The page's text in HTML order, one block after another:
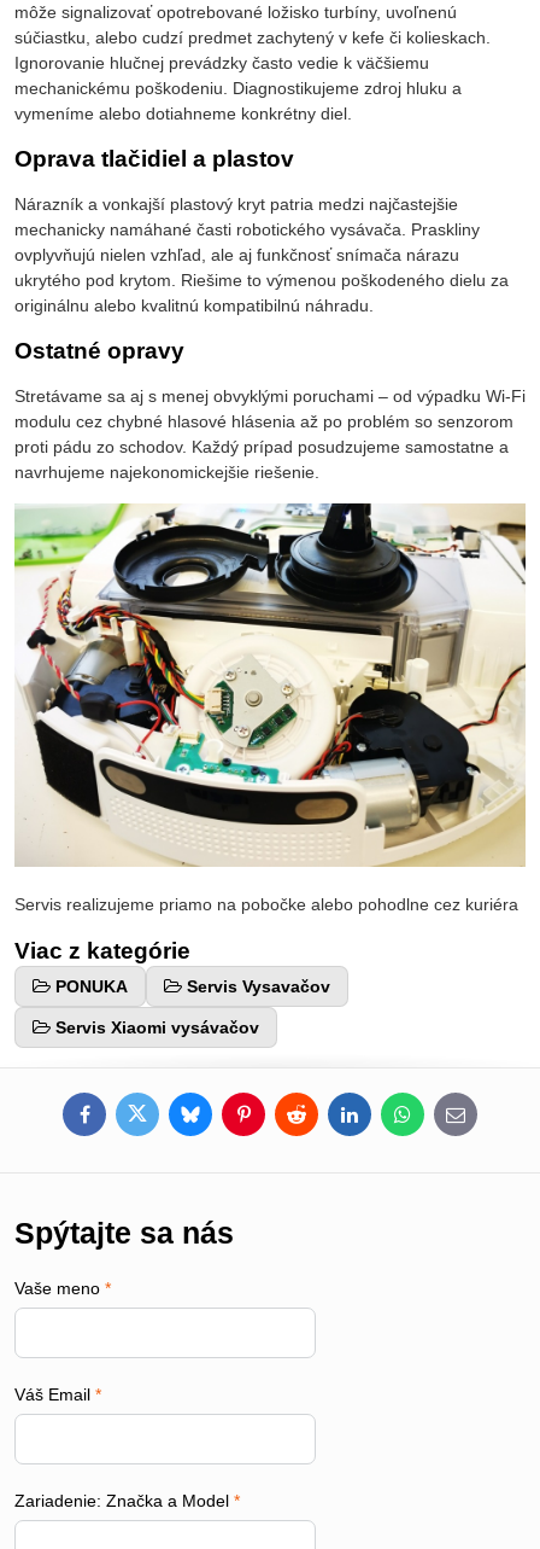
môže signalizovať opotrebované ložisko turbíny, uvoľnenú
súčiastku, alebo cudzí predmet zachytený v kefe či kolieskach.
Ignorovanie hlučnej prevádzky často vedie k väčšiemu
mechanickému poškodeniu. Diagnostikujeme zdroj hluku a
vymeníme alebo dotiahneme konkrétny diel.
Oprava tlačidiel a plastov
Nárazník a vonkajší plastový kryt patria medzi najčastejšie
mechanicky namáhané časti robotického vysávača. Praskliny
ovplyvňujú nielen vzhľad, ale aj funkčnosť snímača nárazu
ukrytého pod krytom. Riešime to výmenou poškodeného dielu za
originálnu alebo kvalitnú kompatibilnú náhradu.
Ostatné opravy
Stretávame sa aj s menej obvyklými poruchami – od výpadku Wi-Fi
modulu cez chybné hlasové hlásenia až po problém so senzorom
proti pádu zo schodov. Každý prípad posudzujeme samostatne a
navrhujeme najekonomickejšie riešenie.
Servis realizujeme priamo na pobočke alebo pohodlne cez kuriéra
Viac z kategórie
PONUKA Servis Vysavačov
Servis Xiaomi vysávačov
FacebookTwitterBlueskyPinterestRedditLinkedInWhatsApp
E-
mail
Spýtajte sa nás
Vaše meno *
Váš Email *
Zariadenie: Značka a Model *